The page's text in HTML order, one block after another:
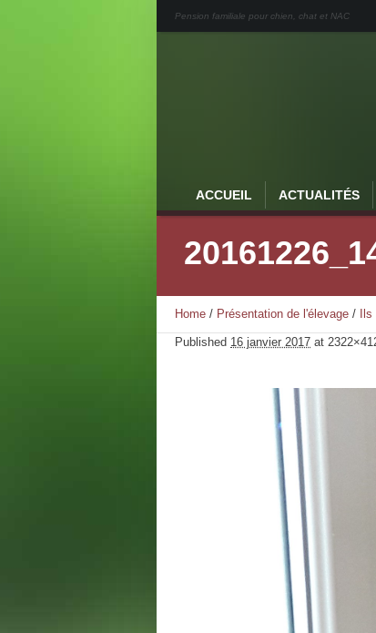
Pension familiale pour chien, chat et NAC
ACCUEIL ACTUALITÉS
Home / Présentation de l'élevage /
Published 16 janvier 2017 at